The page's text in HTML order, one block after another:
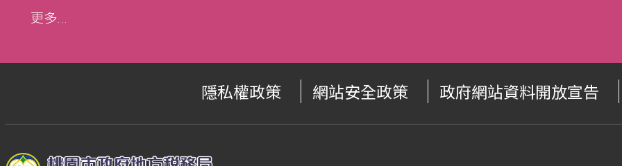
更多...
隱私權政策 網站安全政策 政府網站資料開放宣告